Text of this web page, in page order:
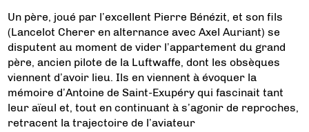
Un père, joué par l’excellent Pierre Bénézit, et son fils
(Lancelot Cherer en alternance avec Axel Auriant) se
disputent au moment de vider l’appartement du grand
père, ancien pilote de la Luftwaffe, dont les obsèques
viennent d’avoir lieu. Ils en viennent à évoquer la
mémoire d’Antoine de Saint-Exupéry qui fascinait tant
leur aïeul et, tout en continuant à s’agonir de reproches,
retracent la trajectoire de l’aviateur